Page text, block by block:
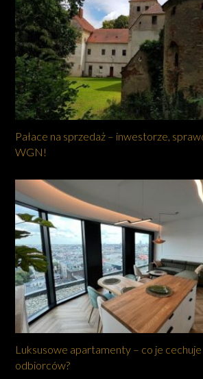
Pałace na sprzedaż – inwestorze,
WGN!
Luksusowe apartamenty – co je cechuje
odbiorców?